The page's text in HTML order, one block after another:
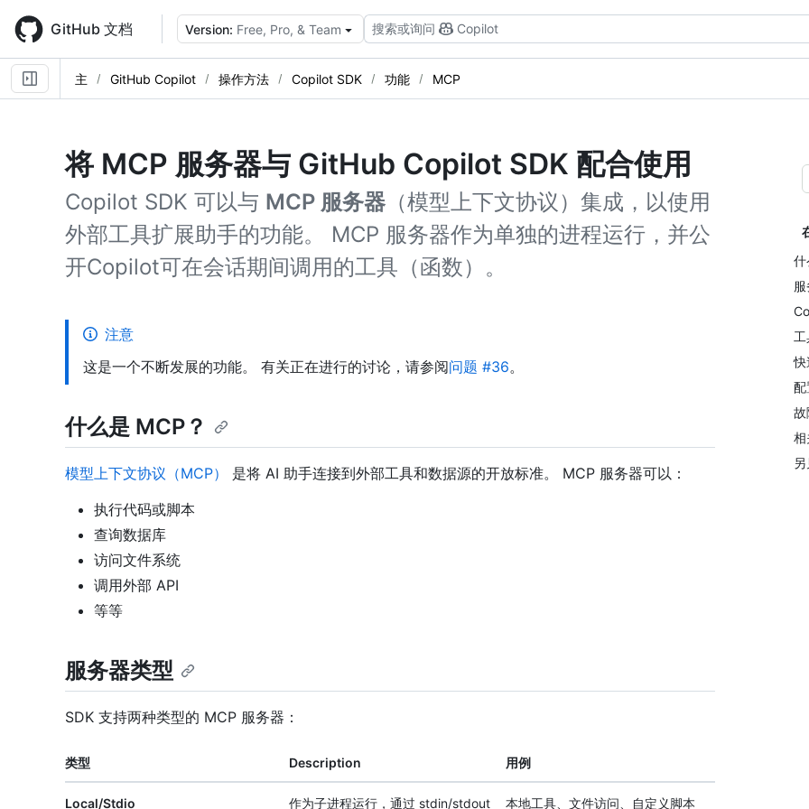
main
content
GitHub 文档 Version: Free, Pro, & Team 搜索或询问 Copilot
主 GitHub Copilot 操作方法 Copilot SDK 功能 MCP
将 MCP 服务器与 GitHub Copilot SDK 配合使用
Copilot SDK 可以与 MCP 服务器 （模型上下文协议）集成，以使用
外部工具扩展助手的功能。 MCP 服务器作为单独的进程运行，并公
开Copilot可在会话期间调用的工具（函数）。
什
快
配
故
相
注意
这是一个不断发展的功能。 有关正在进行的讨论，请参阅问题 #36。
什么是 MCP？
模型上下文协议（MCP）
是将 AI 助手连接到外部工具和数据源的开放标准。 MCP 服务器可以：
执行代码或脚本
查询数据库
访问文件系统
调用外部 API
等等
服务器类型
SDK 支持两种类型的 MCP 服务器：
类型 Description 用例
Local/Stdio
作为子进程运行，通过 stdin/stdout
本地工具、文件访问、自定义脚本